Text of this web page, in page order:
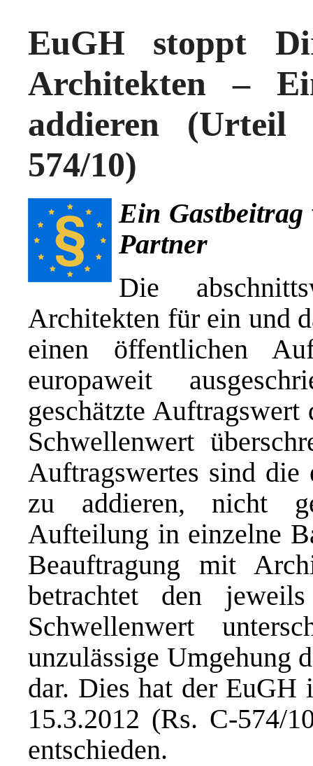
EuGH stoppt
Architekten –
addieren (Urteil
574/10)
Ein
Partner
Die
Architekten für ein und
einen öffentlichen
europaweit
geschätzte
Schwellenwert
Auftragswertes sind die
zu addieren, nicht
Aufteilung in einzelne
Beauftragung mit
betrachtet den jeweils
Schwellenwert
unzulässige Umgehung
dar. Dies hat der EuGH
15.3.2012 (Rs. C-574/
entschieden.